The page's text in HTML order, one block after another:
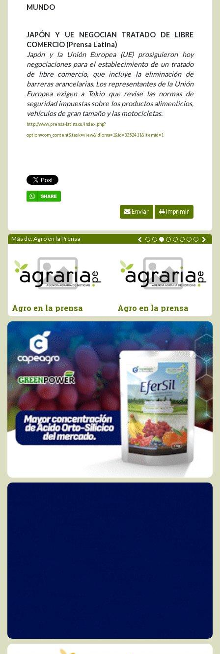
MUNDO
JAPÓN Y UE NEGOCIAN TRATADO DE LIBRE
COMERCIO (Prensa Latina)
Japón y la Unión Europea (UE) prosiguieron hoy
negociaciones para el establecimiento de un tratado
de libre comercio, que incluye la eliminación de
barreras arancelarias. Los representantes de la Unión
Europea exigen a Tokio que revise las normas de
seguridad impuestas sobre los productos alimenticios,
vehículos de gran tamaño y las motocicletas.
http://www.prensa-latina.cu/index.php?
option=com_content&task=view&idioma=1&id=3352411&Itemid=1
Enviar Imprimir
Más de: Agro en la Prensa
en la prensa Agro en la prensa